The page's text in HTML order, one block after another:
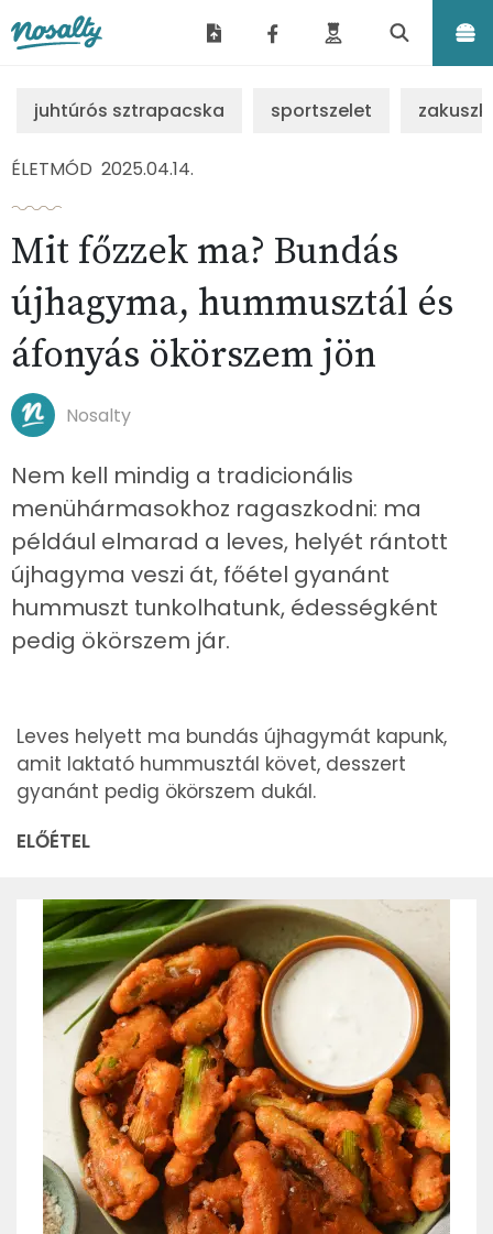
juhtúrós sztrapacska sportszelet
ÉLETMÓD 2025.04.14.
Mit főzzek ma? Bundás
újhagyma, hummusztál és
áfonyás ökörszem jön
Nosalty
Nem kell mindig a tradicionális
menühármasokhoz ragaszkodni: ma
például elmarad a leves, helyét rántott
újhagyma veszi át, főétel gyanánt
hummuszt tunkolhatunk, édességként
pedig ökörszem jár.
Leves helyett ma bundás újhagymát kapunk,
amit laktató hummusztál követ, desszert
gyanánt pedig ökörszem dukál.
ELŐÉTEL